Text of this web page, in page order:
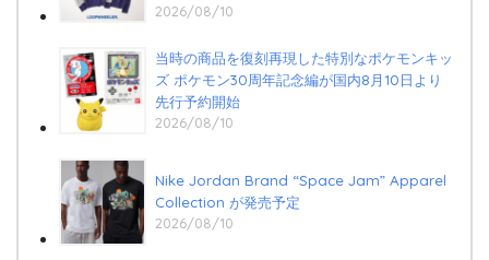
2026/08/10
当時の商品を復刻再現した特別なポケモンキッ
ズ ポケモン30周年記念編が国内8月10日より
先行予約開始
2026/08/10
Nike Jordan Brand “Space Jam” Apparel
Collection が発売予定
2026/08/10